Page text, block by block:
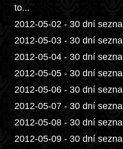
to...
2012-05-02 - 30 dní
2012-05-03 - 30 dní
2012-05-04 - 30 dní
2012-05-05 - 30 dní
2012-05-06 - 30 dní
2012-05-07 - 30 dní
2012-05-08 - 30 dní
2012-05-09 - 30 dní